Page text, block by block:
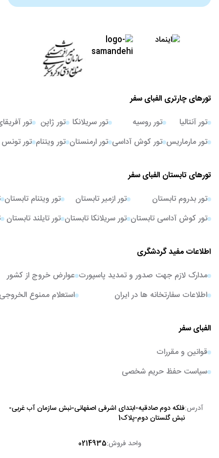
تورهای چارتری الفبای سفر
تور آنتالیا
تور مارماریس
تور روسیه
تور کوش آداسی
تور سریلانکا
تور ارمنستان
تور ژاپن
تور ویتنام
تور
تور تونس
تورهای تابستان الفبای سفر
تور بدروم تابستان
تور کوش آداسی تابستان
تور ازمیر تابستان
تور سریلانکا تابستان
تور ویتنام تابستان
تور تایلند تابستان
اطلاعات مفید گردشگری
مدارک لازم جهت صدور و تمدید پاسپورت
اطلاعات سفارتخانه ها در ایران
عوارض خروج از کشور
استعلام ممنوع
الفبای سفر
قوانین و مقررات
سیاست حفظ حریم شخصی
آدرس:فلکه دوم صادقیه-ابتدای اشرفی اصفهانی-نبش سازمان آب غربی-
نبش گلستان دوم-پلاک1
واحد فروش:0214935